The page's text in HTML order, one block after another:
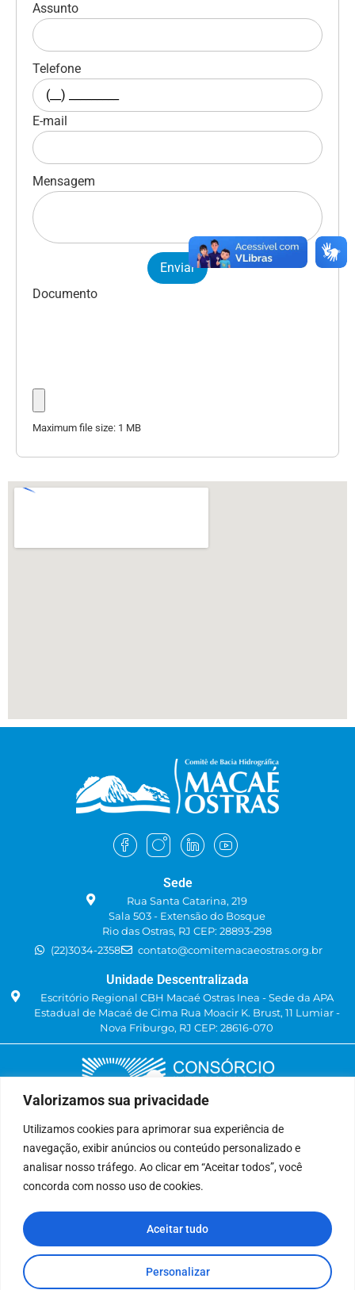
Valorizamos sua privacidade
Utilizamos cookies para aprimorar sua experiência de
navegação, exibir anúncios ou conteúdo personalizado e
analisar nosso tráfego. Ao clicar em “Aceitar todos”, você
concorda com nosso uso de cookies.
Personalizar
Aceitar tudo
Assunto
Telefone
E-mail
Mensagem
Enviar
Documento
Maximum file size: 1 MB
Sede
Rua Santa Catarina, 219
Sala 503 - Extensão do Bosque
Rio das Ostras, RJ CEP: 28893-298
(22)3034-2358
contato@comitemacaeostras.org.br
Unidade Descentralizada
Escritório Regional CBH Macaé Ostras Inea - Sede da APA
Estadual de Macaé de Cima Rua Moacir K. Brust, 11 Lumiar -
Nova Friburgo, RJ CEP: 28616-070
Delegatária (CILSJ)
Rua: Avenida Um, n° 01, Lote 01, Quadra 11
Bairro: Jardins de São Pedro
São Pedro da Aldeia, RJ
(22) 9 8841-2358
secretariaexecutiva@cilsj.org.br